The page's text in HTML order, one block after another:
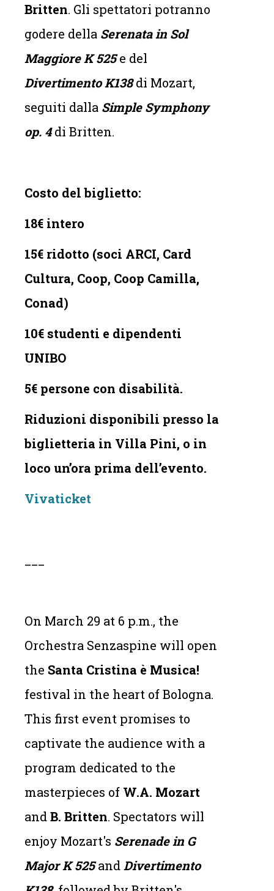
Britten. Gli spettatori potranno
godere della Serenata in Sol
Maggiore K 525e del
Divertimento K138di Mozart,
seguiti dalla Simple Symphony
op. 4di Britten.
Costo del biglietto:
18€ intero
15€ ridotto (soci ARCI, Card
Cultura, Coop, Coop Camilla,
Conad)
10€ studenti e dipendenti
UNIBO
5€ persone con disabilità.
Riduzioni disponibili presso la
biglietteria in Villa Pini, o in
loco un’ora prima dell’evento.
Vivaticket
On March 29 at 6 p.m., the
Orchestra Senzaspine will open
the Santa Cristina è Musica!
festival in the heart of Bologna.
This first event promises to
captivate the audience with a
program dedicated to the
masterpieces of W.A. Mozart
andB. Britten. Spectators will
enjoy Mozart's Serenade in G
Major K 525and Divertimento